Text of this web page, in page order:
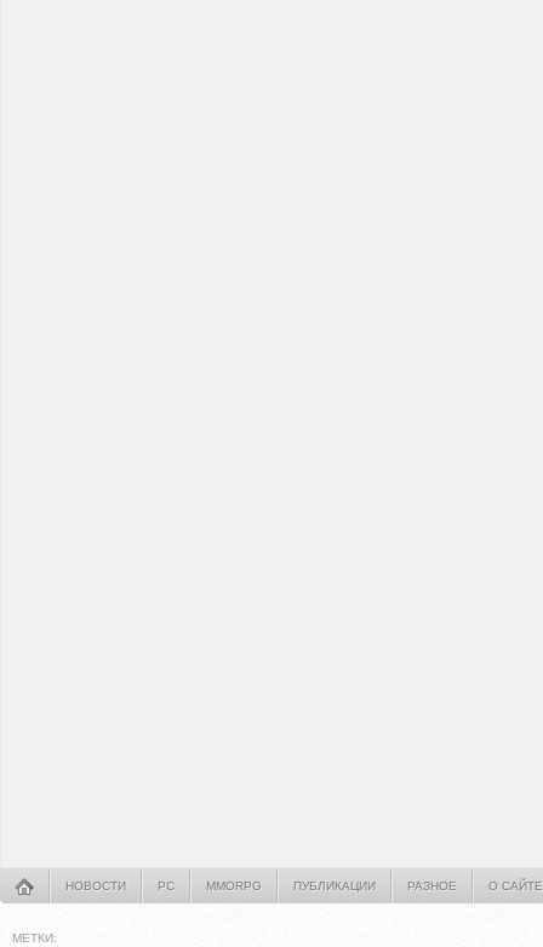
НОВОСТИ PC MMORPG ПУБЛИКАЦИИ РАЗНОЕ О САЙТЕ
МЕТКИ: